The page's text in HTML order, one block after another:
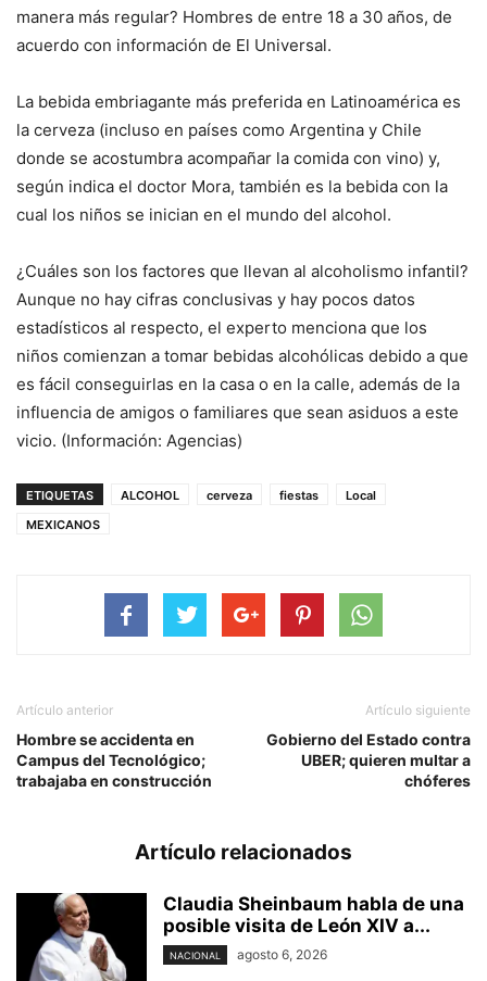
manera más regular? Hombres de entre 18 a 30 años, de
acuerdo con información de El Universal.
La bebida embriagante más preferida en Latinoamérica es
la cerveza (incluso en países como Argentina y Chile
donde se acostumbra acompañar la comida con vino) y,
según indica el doctor Mora, también es la bebida con la
cual los niños se inician en el mundo del alcohol.
¿Cuáles son los factores que llevan al alcoholismo infantil?
Aunque no hay cifras conclusivas y hay pocos datos
estadísticos al respecto, el experto menciona que los
niños comienzan a tomar bebidas alcohólicas debido a que
es fácil conseguirlas en la casa o en la calle, además de la
influencia de amigos o familiares que sean asiduos a este
vicio. (Información: Agencias)
ETIQUETAS ALCOHOL cerveza fiestas
Local
MEXICANOS
Artículo anterior
Hombre se accidenta en
Campus del Tecnológico;
trabajaba en construcción
Artículo siguiente
Gobierno del Estado contra
UBER; quieren multar a
chóferes
Artículo relacionados
Claudia Sheinbaum habla de una
posible visita de León XIV a...
NACIONAL agosto 6, 2026